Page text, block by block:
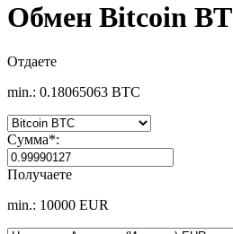
Обмен Bitcoin
Отдаете
min.: 0.18065063 BTC
Сумма*:
Получаете
min.: 10000 EUR